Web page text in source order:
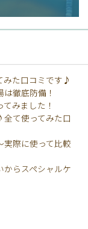
みた口コミです♪
徹底防備！
みました！
て使ってみた口
実際に使って比較
からスペシャルケ